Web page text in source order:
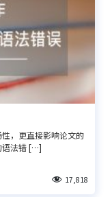
，更直接影响论文的
语法错 […]
17,818